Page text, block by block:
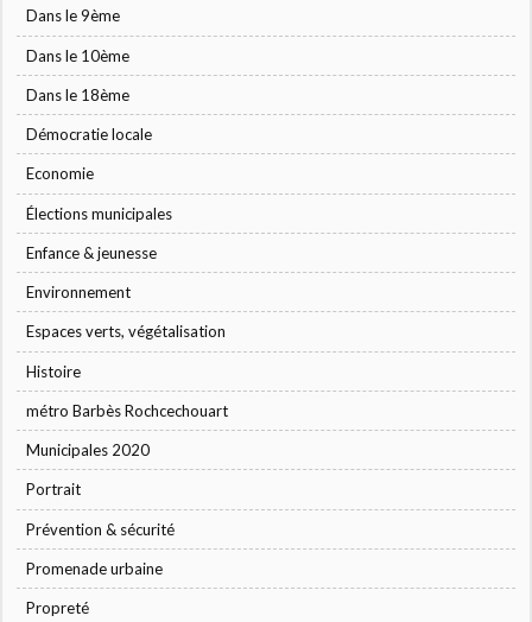
Dans le 9ème
Dans le 10ème
Dans le 18ème
Démocratie locale
Economie
Élections municipales
Enfance & jeunesse
Environnement
Espaces verts, végétalisation
Histoire
métro Barbès Rochcechouart
Municipales 2020
Portrait
Prévention & sécurité
Promenade urbaine
Propreté